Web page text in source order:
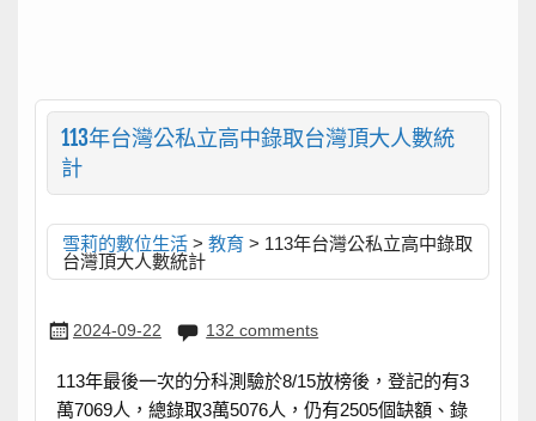
113年台灣公私立高中錄取台灣頂大人數統
計
雪莉的數位生活 >教育 > 113年台灣公私立高中錄取
台灣頂大人數統計
2024-09-22 132 comments
113年最後一次的分科測驗於8/15放榜後，登記的有3
萬7069人，總錄取3萬5076人，仍有2505個缺額、錄